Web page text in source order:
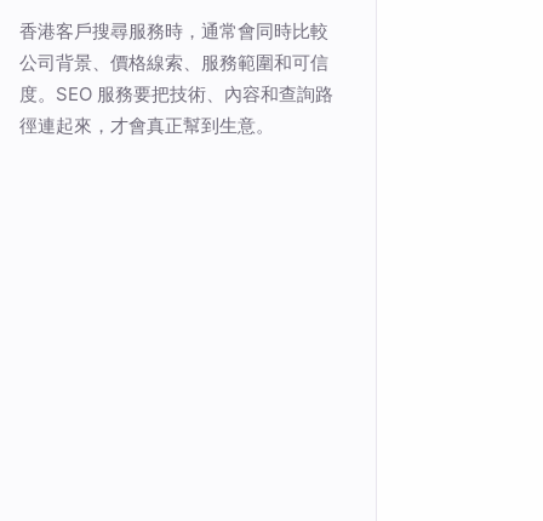
香港客戶搜尋服務時，通常會同時比較
公司背景、價格線索、服務範圍和可信
度。SEO 服務要把技術、內容和查詢路
徑連起來，才會真正幫到生意。